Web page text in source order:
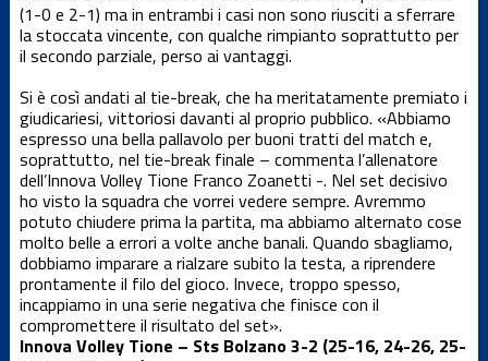
(1-0 e 2-1) ma in entrambi i casi non sono riusciti a sferrare
la stoccata vincente, con qualche rimpianto soprattutto per
il secondo parziale, perso ai vantaggi.
Si è così andati al tie-break, che ha meritatamente premiato i
giudicariesi, vittoriosi davanti al proprio pubblico. «Abbiamo
espresso una bella pallavolo per buoni tratti del match e,
soprattutto, nel tie-break finale – commenta l’allenatore
dell’Innova Volley Tione Franco Zoanetti -. Nel set decisivo
ho visto la squadra che vorrei vedere sempre. Avremmo
potuto chiudere prima la partita, ma abbiamo alternato cose
molto belle a errori a volte anche banali. Quando sbagliamo,
dobbiamo imparare a rialzare subito la testa, a riprendere
prontamente il filo del gioco. Invece, troppo spesso,
incappiamo in una serie negativa che finisce con il
compromettere il risultato del set».
Innova Volley Tione – Sts Bolzano 3-2 (25-16, 24-26, 25-
News Locali
Nuovo
portale web
Serie C
maschile
Serie D
femminile
Serie D